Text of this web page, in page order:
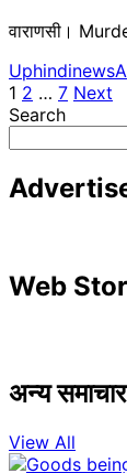
वाराणसी।
Uphindinews
Posts
1 2 … 7 Next
Search
Web
अन्य समाचार
View All